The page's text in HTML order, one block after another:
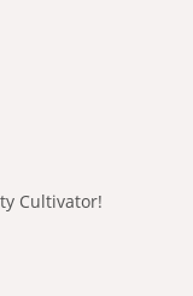
Cultivator!